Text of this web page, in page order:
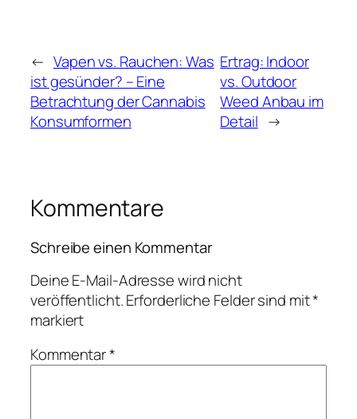
← Vapen vs. Rauchen: Was
ist gesünder? – Eine
Betrachtung der Cannabis
Konsumformen
Ertrag: Indoor
vs. Outdoor
Weed Anbau im
Detail →
Kommentare
Schreibe einen Kommentar
Deine E-Mail-Adresse wird nicht
veröffentlicht.Erforderliche Felder sind mit*
markiert
Kommentar*